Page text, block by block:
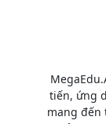
tiến, ứng
mang đến